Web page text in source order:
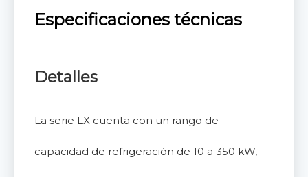
Especificaciones técnicas
Detalles
La serie LX cuenta con un rango de
capacidad de refrigeración de 10 a 350 kW,